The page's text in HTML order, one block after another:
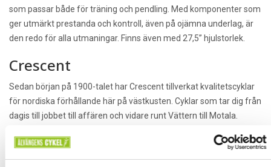
som passar både för träning och pendling. Med komponenter som
ger utmärkt prestanda och kontroll, även på ojämna underlag, är
den redo för alla utmaningar. Finns även med 27,5” hjulstorlek.
Crescent
Sedan början på 1900-talet har Crescent tillverkat kvalitetscyklar
för nordiska förhållande här på västkusten. Cyklar som tar dig från
dagis till jobbet till affären och vidare runt Vättern till Motala.
hålla i tusentals mil och bära dig genom livets alla skeden. Helst
ska den kunna rulla vidare till dina barn och barnbarn. Den ska helt